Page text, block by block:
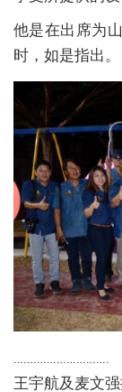
他是在出席为
时，如是指出。
………………………..
王宇航及麦文